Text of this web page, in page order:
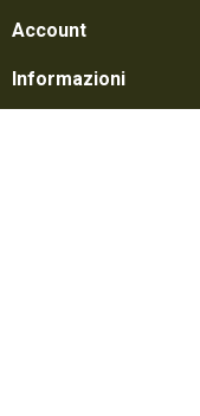
Account
Informazioni